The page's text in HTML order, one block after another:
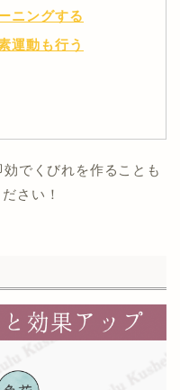
ニングする
運動も行う
効でくびれを作ることも
さい！